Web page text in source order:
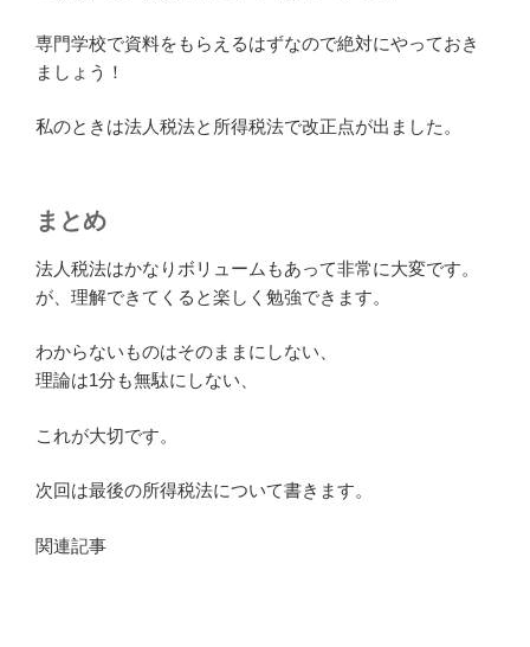
専門学校で資料をもらえるはずなので絶対にやっておき
ましょう！
私のときは法人税法と所得税法で改正点が出ました。
まとめ
法人税法はかなりボリュームもあって非常に大変です。
が、理解できてくると楽しく勉強できます。
わからないものはそのままにしない、
理論は1分も無駄にしない、
これが大切です。
次回は最後の所得税法について書きます。
関連記事